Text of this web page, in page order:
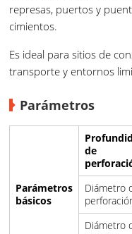
represas, puertos y
cimientos.
Es ideal para sitios de
transporte y entornos
Parámetros
Parámetros
básicos
de
Diámetro
Diámetro